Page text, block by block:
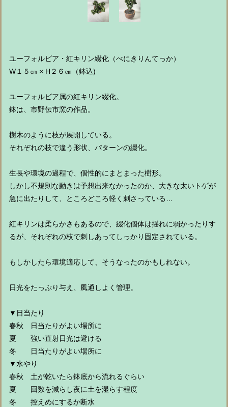
ユーフォルビア・紅キリン綴化（べにきりんてっか）
W１５㎝ × H２６㎝（鉢込)
ユーフォルビア属の紅キリン綴化。
鉢は、市野伝市窯の作品。
樹木のように枝が展開している。
それぞれの枝で違う形状、パターンの綴化。
生長や環境の過程で、個性的にまとまった樹形。
しかし不規則な動きは予想出来なかったのか、大きな太いトゲが
急に出たりして、ところどころ軽く刺さっている…
紅キリンは柔らかさもあるので、綴化個体は揺れに弱かったりす
るが、それぞれの枝で刺しあってしっかり固定されている。
もしかしたら環境適応して、そうなったのかもしれない。
日光をたっぷり与え、風通しよく管理。
▼日当たり
春秋 日当たりがよい場所に
夏 強い直射日光は避ける
冬 日当たりがよい場所に
▼水やり
春秋 土が乾いたら鉢底から流れるぐらい
夏 回数を減らし夜に土を湿らす程度
冬 控えめにするか断水